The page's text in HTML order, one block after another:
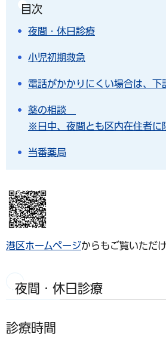
目次
夜間・休日診療
小児初期救急
電話がかかりにくい場合は、下
薬の相談
※日中、夜間とも区内在住者に
当番薬局
港区ホームページからもご覧いただけ
夜間・休日診療
診療時間